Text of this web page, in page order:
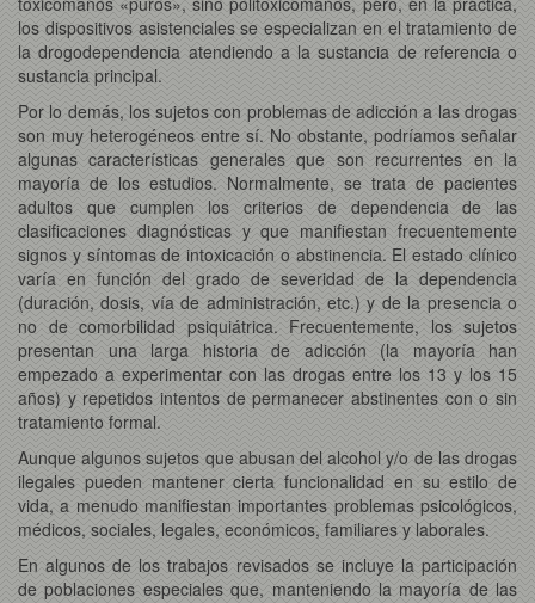
los dispositivos asistenciales se especializan en el tratamiento de
la drogodependencia atendiendo a la sustancia de referencia o
sustancia principal.
Por lo demás, los sujetos con problemas de adicción a las drogas
son muy heterogéneos entre sí. No obstante, podríamos señalar
algunas características generales que son recurrentes en la
mayoría de los estudios. Normalmente, se trata de pacientes
adultos que cumplen los criterios de dependencia de las
clasificaciones diagnósticas y que manifiestan frecuentemente
signos y síntomas de intoxicación o abstinencia. El estado clínico
varía en función del grado de severidad de la dependencia
(duración, dosis, vía de administración, etc.) y de la presencia o
no de comorbilidad psiquiátrica. Frecuentemente, los sujetos
presentan una larga historia de adicción (la mayoría han
empezado a experimentar con las drogas entre los 13 y los 15
años) y repetidos intentos de permanecer abstinentes con o sin
tratamiento formal.
Aunque algunos sujetos que abusan del alcohol y/o de las drogas
ilegales pueden mantener cierta funcionalidad en su estilo de
vida, a menudo manifiestan importantes problemas psicológicos,
médicos, sociales, legales, económicos, familiares y laborales.
En algunos de los trabajos revisados se incluye la participación
de poblaciones especiales que, manteniendo la mayoría de las